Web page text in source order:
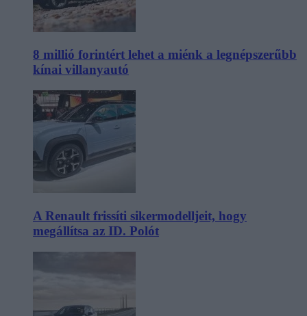
8 millió forintért lehet a miénk a legnépszerűbb
kínai villanyautó
A Renault frissíti sikermodelljeit, hogy
megállítsa az ID. Polót